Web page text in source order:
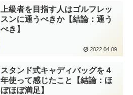
上級者を目指す人はゴルフレッ
スンに通うべきか【結論：通う
べき】
2022.04.09
スタンド式キャディバッグを４
年使って感じたこと【結論：ほ
ぼほぼ満足】